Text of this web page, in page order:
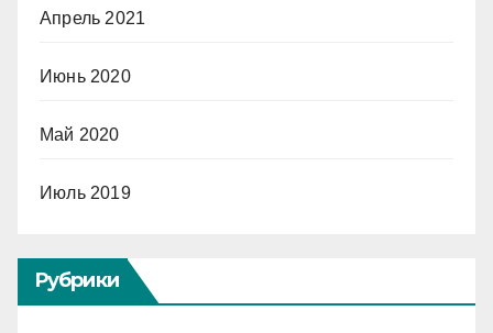
Апрель 2021
Июнь 2020
Май 2020
Июль 2019
Рубрики